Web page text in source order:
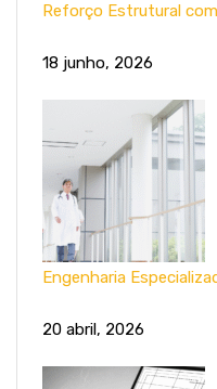
Reforço Estrutural
18 junho, 2026
Engenharia
20 abril, 2026